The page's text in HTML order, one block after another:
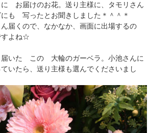
お届けのお花。送り主様に、タモリさん
も 写ったとお聞きしました＊＾＾＊
くので、なかなか、画面に出場するの
よね☆
いた この 大輪のガーベラ。小池さんに
いたら、送り主様も選んでくださいまし